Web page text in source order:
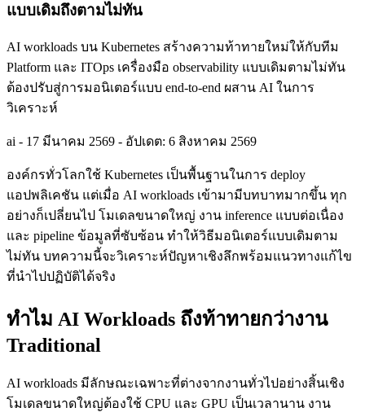
แบบเดิมถึงตามไม่ทัน
AI workloads บน Kubernetes สร้างความท้าทายใหม่ให้กับทีม
Platform และ ITOps เครื่องมือ observability แบบเดิมตามไม่ทัน
ต้องปรับสู่การมอนิเตอร์แบบ end-to-end ผสาน AI ในการ
วิเคราะห์
ai - 17 มีนาคม 2569 - อัปเดต: 6 สิงหาคม 2569
องค์กรทั่วโลกใช้ Kubernetes เป็นพื้นฐานในการ deploy
แอปพลิเคชัน แต่เมื่อ AI workloads เข้ามามีบทบาทมากขึ้น ทุก
อย่างก็เปลี่ยนไป โมเดลขนาดใหญ่ งาน inference แบบต่อเนื่อง
และ pipeline ข้อมูลที่ซับซ้อน ทำให้วิธีมอนิเตอร์แบบเดิมตาม
ไม่ทัน บทความนี้จะวิเคราะห์ปัญหาเชิงลึกพร้อมแนวทางแก้ไข
ที่นำไปปฏิบัติได้จริง
ทำไม AI Workloads ถึงท้าทายกว่างาน
Traditional
AI workloads มีลักษณะเฉพาะที่ต่างจากงานทั่วไปอย่างสิ้นเชิง
โมเดลขนาดใหญ่ต้องใช้ CPU และ GPU เป็นเวลานาน งาน